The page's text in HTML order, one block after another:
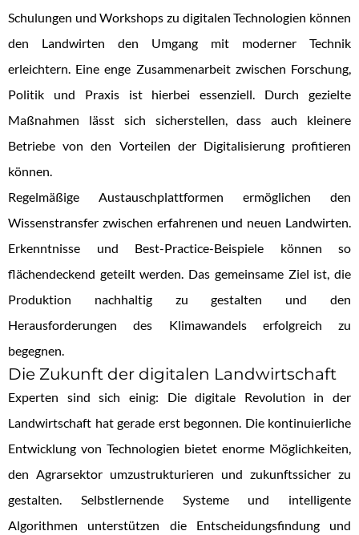
Schulungen und Workshops zu digitalen Technologien können
den Landwirten den Umgang mit moderner Technik
erleichtern. Eine enge Zusammenarbeit zwischen Forschung,
Politik und Praxis ist hierbei essenziell. Durch gezielte
Maßnahmen lässt sich sicherstellen, dass auch kleinere
Betriebe von den Vorteilen der Digitalisierung profitieren
können.
Regelmäßige Austauschplattformen ermöglichen den
Wissenstransfer zwischen erfahrenen und neuen Landwirten.
Erkenntnisse und Best-Practice-Beispiele können so
flächendeckend geteilt werden. Das gemeinsame Ziel ist, die
Produktion nachhaltig zu gestalten und den
Herausforderungen des Klimawandels erfolgreich zu
begegnen.
Die Zukunft der digitalen Landwirtschaft
Experten sind sich einig: Die digitale Revolution in der
Landwirtschaft hat gerade erst begonnen. Die kontinuierliche
Entwicklung von Technologien bietet enorme Möglichkeiten,
den Agrarsektor umzustrukturieren und zukunftssicher zu
gestalten. Selbstlernende Systeme und intelligente
Algorithmen unterstützen die Entscheidungsfindung und